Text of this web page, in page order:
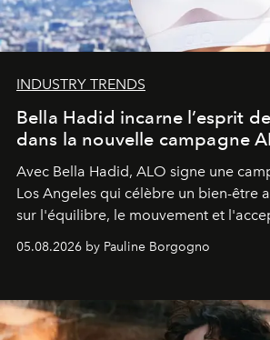
INDUSTRY TRENDS
Bella Hadid incarne l’esprit
dans la nouvelle campagne
Avec Bella Hadid, ALO signe une
Los Angeles qui célèbre un bien-être
sur l'équilibre, le mouvement et
05.08.2026 by Pauline Borgogno